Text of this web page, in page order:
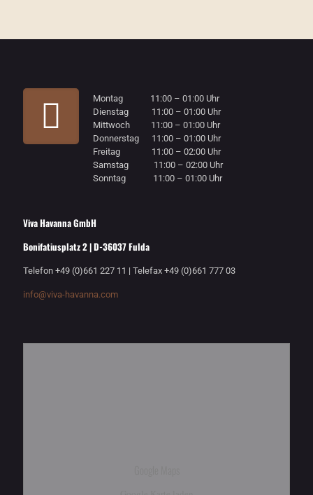
Montag 11:00 – 01:00 Uhr
Dienstag 11:00 – 01:00 Uhr
Mittwoch 11:00 – 01:00 Uhr
Donnerstag 11:00 – 01:00 Uhr
Freitag 11:00 – 02:00 Uhr
Samstag 11:00 – 02:00 Uhr
Sonntag 11:00 – 01:00 Uhr
Viva Havanna GmbH
Bonifatiusplatz 2 | D-36037 Fulda
Telefon +49 (0)661 227 11 | Telefax +49 (0)661 777 03
info@viva-havanna.com